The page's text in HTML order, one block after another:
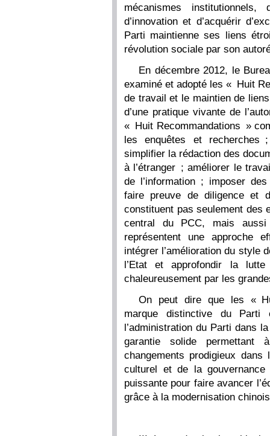
mécanismes
d’innovation et d’acquérir
Parti maintienne ses liens
révolution sociale par son
En décembre 2012, le
examiné et adopté les « Huit
de travail et le maintien de
d’une pratique vivante de
« Huit Recommandations »
les enquêtes et recherches
simplifier la rédaction des
à l’étranger ; améliorer le
de l’information ; imposer
faire preuve de diligence et
constituent pas seulement des
central du PCC, mais
représentent une approche
intégrer l’amélioration du style
l’Etat et approfondir la
chaleureusement par les
On peut dire que les «
marque distinctive du Parti
l’administration du Parti dans
garantie solide permettant
changements prodigieux
culturel et de la
puissante pour faire avancer
grâce à la modernisation